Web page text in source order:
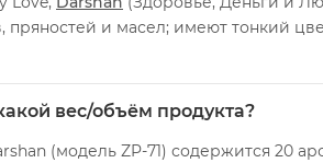
пряностей и масел; имеют тонкий
вес/объём продукта?
(модель ZP-71) содержится 20